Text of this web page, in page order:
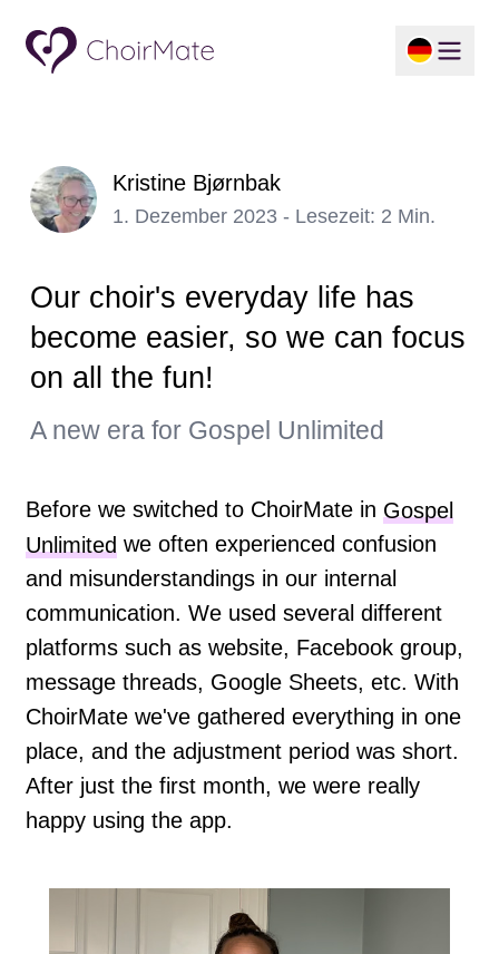
Kristine Bjørnbak
1. Dezember 2023 - Lesezeit: 2 Min.
Our choir's everyday life has
become easier, so we can focus
on all the fun!
A new era for Gospel Unlimited
Before we switched to ChoirMate in Gospel
Unlimited we often experienced confusion
and misunderstandings in our internal
communication. We used several different
platforms such as website, Facebook group,
message threads, Google Sheets, etc. With
ChoirMate we've gathered everything in one
place, and the adjustment period was short.
After just the first month, we were really
happy using the app.